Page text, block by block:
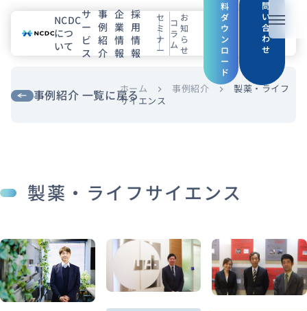
メニュ
NCDCについて
採用情報
エンジニアブログ（Zenn）
お役立ち情報（PJ Insight）
NCDC
につ
いて
サ
ー
ビ
ス
事
例
紹
介
企
業
情
報
採
用
情
報
セ
ミ
ナ
ー
コ
ラ
ム
お
知
ら
せ
料
ダ
ウ
ン
ロ
ー
ド
問
い
合
わ
せ
事例紹介 一覧に戻る
ホーム chevron_right 事例紹介 chevron_right
製薬・ライフ
サイエンス
製薬・ライフサイエンス